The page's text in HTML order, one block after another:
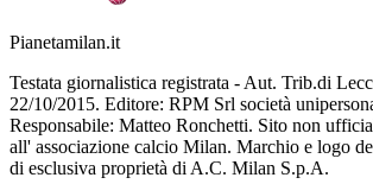
Pianetamilan.it
Testata giornalistica registrata - Aut. Trib.di
22/10/2015. Editore: RPM Srl società
Responsabile: Matteo Ronchetti. Sito non
all' associazione calcio Milan. Marchio e logo
di esclusiva proprietà di A.C. Milan S.p.A.